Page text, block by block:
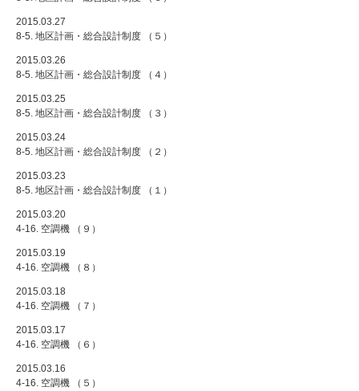
2015.03.27
8-5. 地区計画・総合設計制度 （５）
2015.03.26
8-5. 地区計画・総合設計制度 （４）
2015.03.25
8-5. 地区計画・総合設計制度 （３）
2015.03.24
8-5. 地区計画・総合設計制度 （２）
2015.03.23
8-5. 地区計画・総合設計制度 （１）
2015.03.20
4-16. 空調機 （９）
2015.03.19
4-16. 空調機 （８）
2015.03.18
4-16. 空調機 （７）
2015.03.17
4-16. 空調機 （６）
2015.03.16
4-16. 空調機 （５）